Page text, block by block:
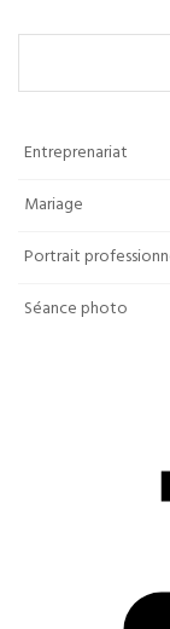
Entreprenariat
Mariage
Portrait
Séance photo